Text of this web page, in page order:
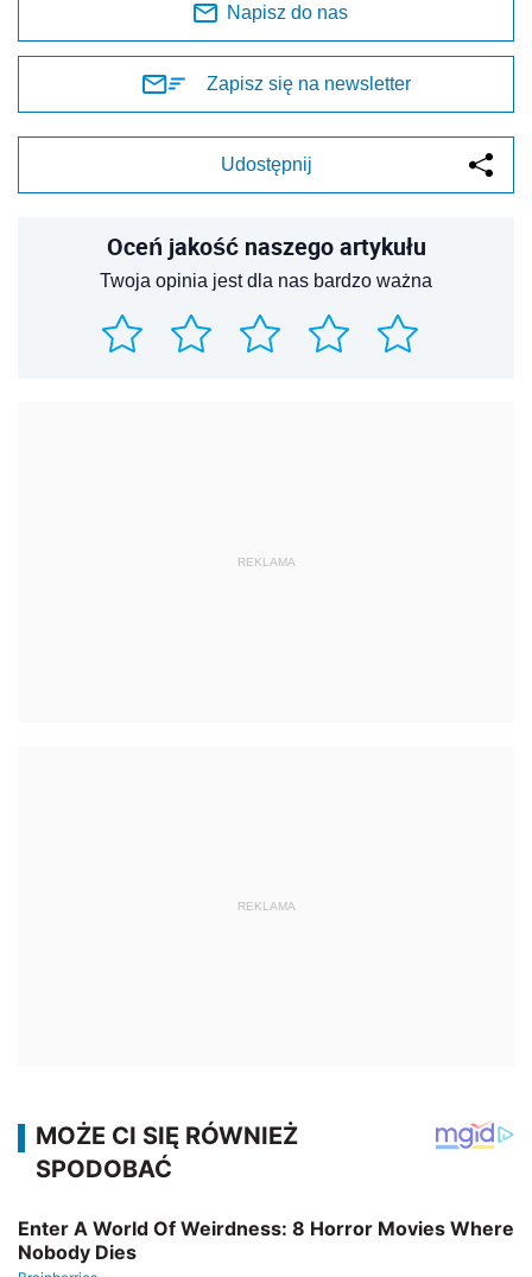
Napisz do nas
Zapisz się na newsletter
Udostępnij
Oceń jakość naszego artykułu
Twoja opinia jest dla nas bardzo ważna
REKLAMA
REKLAMA